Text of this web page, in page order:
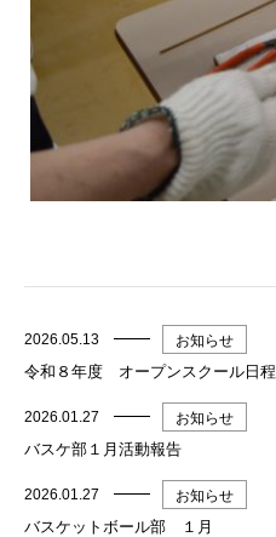
2026.05.13 お知らせ
令和８年度 オープンスクール日程
2026.01.27 お知らせ
バスケ部１月活動報告
2026.01.27 お知らせ
バスケットボール部 １月